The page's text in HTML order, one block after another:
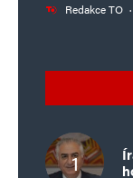
Napsat
Redakce TO ·